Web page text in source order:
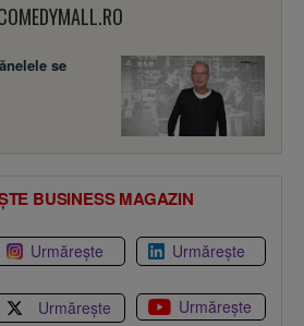
se
BUSINESS MAGAZIN
Urmărește Urmărește
Urmărește
Urmărește